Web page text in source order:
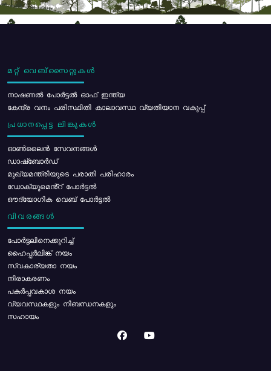
മറ്റ് വെബ്സൈറ്റുകൾ
നാഷണൽ പോർട്ടൽ ഓഫ് ഇന്ത്യ
കേന്ദ്ര വനം പരിസ്ഥിതി കാലാവസ്ഥ വ്യതിയാന വകുപ്പ്
പ്രധാനപ്പെട്ട ലിങ്കുകൾ
ഓൺലൈൻ സേവനങ്ങൾ
ഡാഷ്ബോർഡ്
മുഖ്യമന്ത്രിയുടെ പരാതി പരിഹാരം
ഡോക്യുമെൻ്റ് പോർട്ടൽ
ഔദ്യോഗിക വെബ് പോർട്ടൽ
വിവരങ്ങൾ
പോര്‍ട്ടലിനെക്കുറിച്ച്
ഹൈപ്പർലിങ്ക് നയം
സ്വകാര്യതാ നയം
നിരാകരണം
പകർപ്പവകാശ നയം
വ്യവസ്ഥകളും നിബന്ധനകളും
സഹായം